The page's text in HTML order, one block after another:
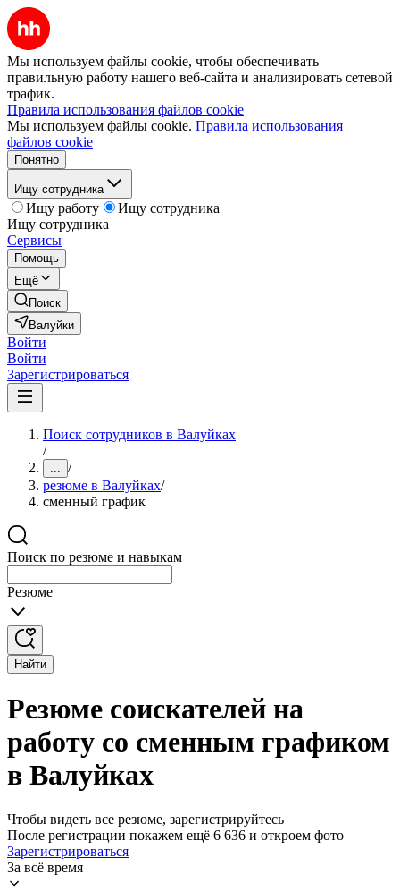
Мы используем файлы cookie, чтобы обеспечивать
правильную работу нашего веб-сайта и анализировать сетевой
трафик.
Правила использования файлов cookie
Мы используем файлы cookie. Правила использования
файлов cookie
Понятно
Ищу сотрудника
Ищу работу
Ищу сотрудника
Ищу сотрудника
Сервисы
Помощь
Ещё
Поиск
Валуйки
Войти
Войти
Зарегистрироваться
Поиск сотрудников в Валуйках
/
... /
резюме в Валуйках/
сменный график
Поиск по резюме и навыкам
Резюме
Найти
Резюме соискателей на
работу со сменным графиком
в Валуйках
Чтобы видеть все резюме, зарегистрируйтесь
После регистрации покажем ещё 6 636 и откроем фото
Зарегистрироваться
За всё время